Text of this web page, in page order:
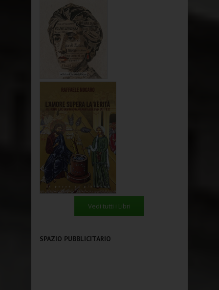
Vedi tutti i Libri
SPAZIO PUBBLICITARIO